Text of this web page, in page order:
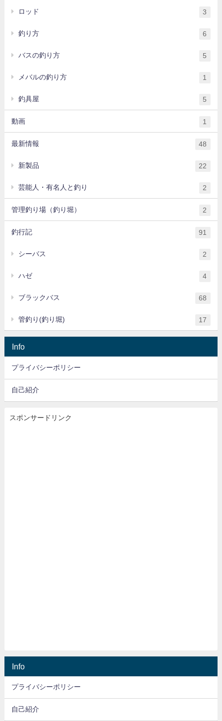
ロッド 3
釣り方 6
バスの釣り方 5
メバルの釣り方 1
釣具屋 5
動画 1
最新情報 48
新製品 22
芸能人・有名人と釣り 2
管理釣り場（釣り堀） 2
釣行記 91
シーバス 2
ハゼ 4
ブラックバス 68
管釣り(釣り堀) 17
Info
プライバシーポリシー
自己紹介
スポンサードリンク
Info
プライバシーポリシー
自己紹介